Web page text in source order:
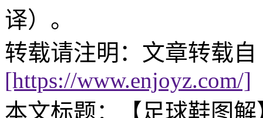
译）。
转载请注明：文章转载
[https://www.enjoyz.com/]
本文标题：【足球鞋图解